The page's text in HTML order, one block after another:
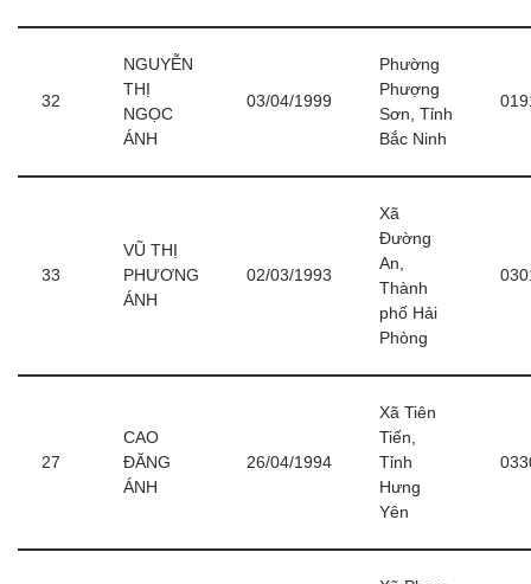
32
NGUYỄN
THỊ
NGỌC
ÁNH
03/04/1999
Phường
Phượng
Sơn, Tỉnh
Bắc Ninh
33
VŨ THỊ
PHƯƠNG
ÁNH
02/03/1993
Xã
Đường
An,
Thành
phố Hải
Phòng
27
CAO
ĐĂNG
ÁNH
26/04/1994
Xã Tiên
Tiến,
Tỉnh
Hưng
Yên